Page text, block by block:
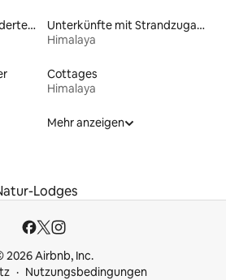
Unterkünfte mit behindertengerechtem WC
Unterkünfte mit Strandzugang
Himalaya
Cottages
Himalaya
Mehr anzeigen
Lodges
2026 Airbnb, Inc.
Nutzungsbedingungen